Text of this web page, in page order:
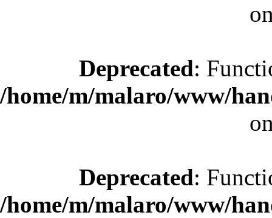
Deprecated:
/home/m/malaro/www/
Deprecated:
/home/m/malaro/www/